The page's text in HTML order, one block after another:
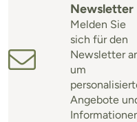
Newsletter
Melden Sie
sich für den
Newsletter
um
Angebote